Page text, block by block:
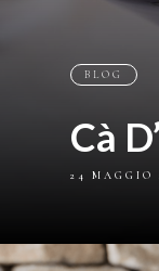
BLOG
Cà
24 MAGGIO